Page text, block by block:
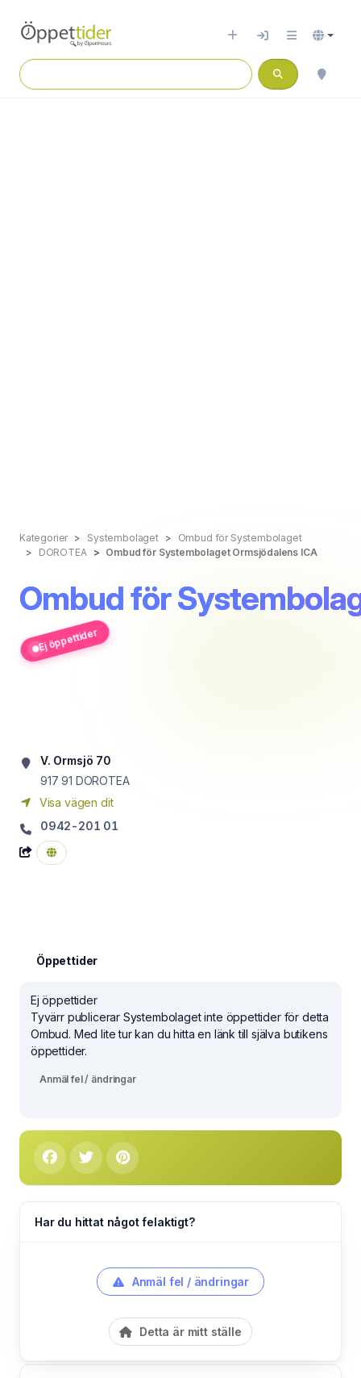
Kategorier Systembolaget
Ombud för Systembolaget
DOROTEA
Ombud för Systembolaget Ormsjödalens ICA
Ombud för
Ej öppettider
V. Ormsjö 70
917 91 DOROTEA
Visa vägen dit
0942-201 01
Öppettider
Ej öppettider
Tyvärr publicerar Systembolaget inte öppettider för detta
Ombud. Med lite tur kan du hitta en länk till själva butikens
öppettider.
Anmäl fel / ändringar
Har du hittat något felaktigt?
Anmäl fel / ändringar
Detta är mitt ställe